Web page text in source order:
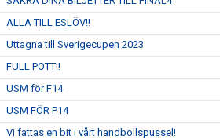
ALLA TILL ESLÖV!!
Uttagna till Sverigecupen 2023
FULL POTT!!
USM för F14
USM FÖR P14
Vi fattas en bit i vårt handbollspussel!